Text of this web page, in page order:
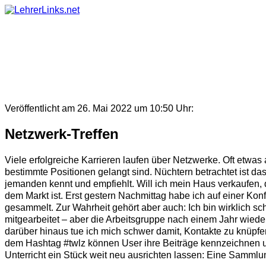
Skip
Veröffentlicht am 26. Mai 2022 um 10:50 Uhr:
Netzwerk-Treffen
Viele erfolgreiche Karrieren laufen über Netzwerke. Oft
bestimmte Positionen gelangt sind. Nüchtern betrachtet ist
jemanden kennt und empfiehlt. Will ich mein Haus
dem Markt ist. Erst gestern Nachmittag habe ich auf einer
gesammelt. Zur Wahrheit gehört aber auch: Ich bin wirklich
mitgearbeitet – aber die Arbeitsgruppe nach einem Jahr
darüber hinaus tue ich mich schwer damit, Kontakte zu
dem Hashtag #twlz können User ihre Beiträge
Unterricht ein Stück weit neu ausrichten lassen: Eine